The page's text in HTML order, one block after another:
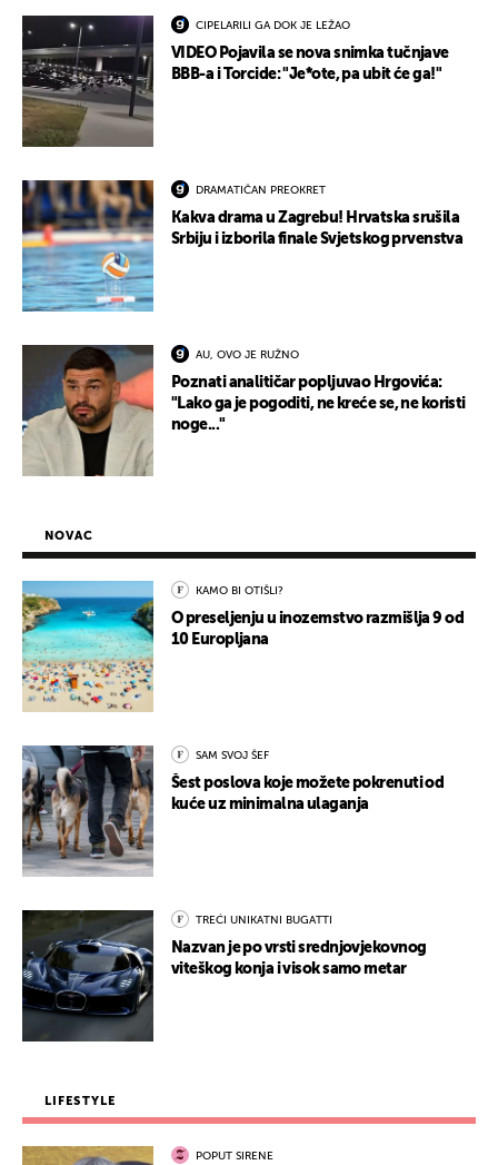
CIPELARILI GA DOK JE LEŽAO
VIDEO Pojavila se nova snimka tučnjave
BBB-a i Torcide: "Je*ote, pa ubit će ga!"
DRAMATIČAN PREOKRET
Kakva drama u Zagrebu! Hrvatska srušila
Srbiju i izborila finale Svjetskog prvenstva
AU, OVO JE RUŽNO
Poznati analitičar popljuvao Hrgovića:
"Lako ga je pogoditi, ne kreće se, ne koristi
noge..."
NOVAC
KAMO BI OTIŠLI?
O preseljenju u inozemstvo razmišlja 9 od
10 Europljana
SAM SVOJ ŠEF
Šest poslova koje možete pokrenuti od
kuće uz minimalna ulaganja
TREĆI UNIKATNI BUGATTI
Nazvan je po vrsti srednjovjekovnog
viteškog konja i visok samo metar
LIFESTYLE
POPUT SIRENE